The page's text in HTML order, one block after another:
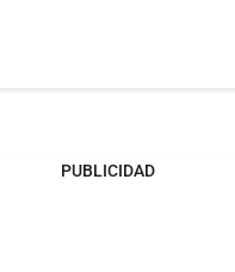
PUBLICIDAD